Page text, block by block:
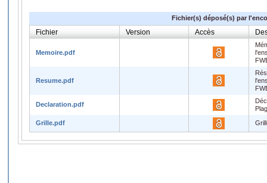
Fichier(s) déposé(s) par
Fichier Version Accès
Memoire.pdf
Resume.pdf
Declaration.pdf
Grille.pdf